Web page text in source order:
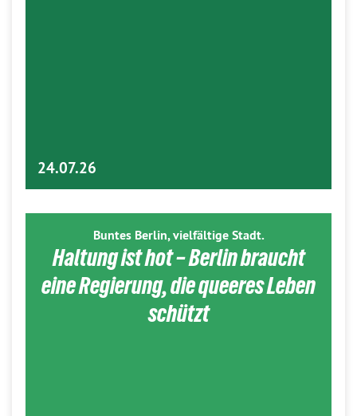
24.07.26
Buntes Berlin, vielfältige Stadt.
Haltung ist hot – Berlin braucht
eine Regierung, die queeres Leben
schützt